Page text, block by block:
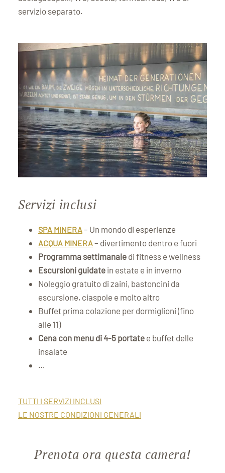
servizio separato.
Servizi inclusi
SPA MINERA– Un mondo di esperienze
ACQUA MINERA– divertimento dentro e fuori
Programma settimanale di fitness e wellness
Escursioni guidate in estate e in inverno
Noleggio gratuito di zaini, bastoncini da
escursione, ciaspole e molto altro
Buffet prima colazione per dormiglioni (fino
alle 11)
Cena con menu di 4-5 portate e buffet delle
insalate
…
TUTTI I SERVIZI INCLUSI
LE NOSTRE CONDIZIONI GENERALI
Prenota ora questa camera!